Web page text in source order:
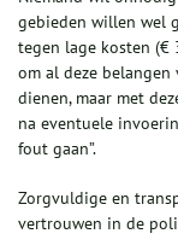
gebieden willen wel
tegen lage kosten (€
om al deze
dienen, maar met
na eventuele
fout gaan”.
Zorgvuldige en
vertrouwen in de